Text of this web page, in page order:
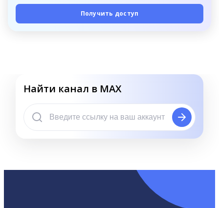
Получить доступ
Найти канал в MAX